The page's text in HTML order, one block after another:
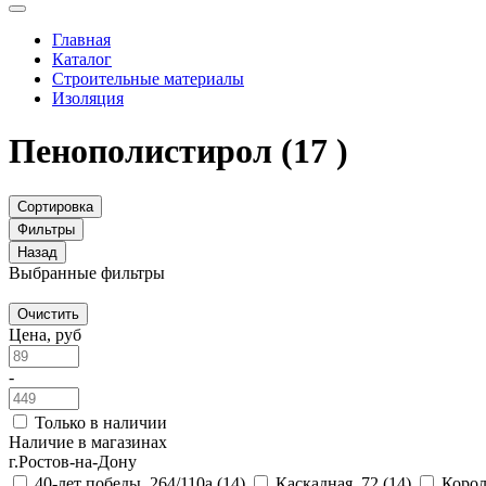
Главная
Каталог
Строительные материалы
Изоляция
Пенополистирол (17 )
Сортировка
Фильтры
Назад
Выбранные фильтры
Очистить
Цена, руб
-
Только в наличии
Наличие в магазинах
г.Ростов-на-Дону